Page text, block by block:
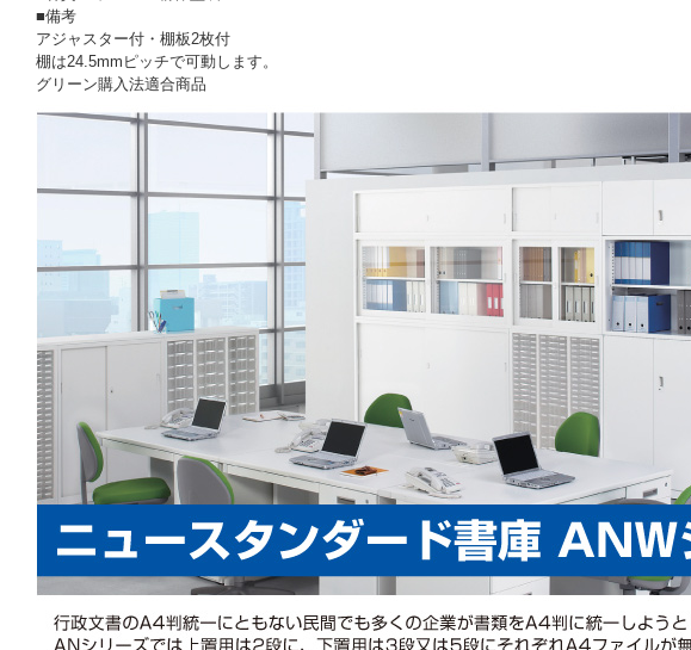
■備考
アジャスター付・棚板2枚付
棚は24.5mmピッチで可動します。
グリーン購入法適合商品